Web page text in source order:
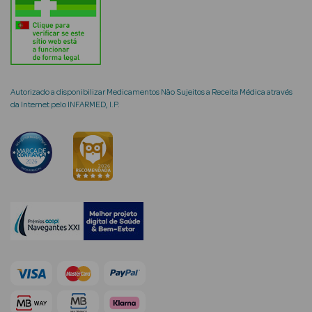
Cosmética
Rosto
Séruns Faciais
envelhecimento
Autorizado a disponibilizar Medicamentos Não Sujeitos a Receita Médica através
da Internet pelo INFARMED, I.P.